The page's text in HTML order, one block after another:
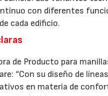
con diferentes
cada edificio.
de Producto para
“Con su diseño de
en materia de